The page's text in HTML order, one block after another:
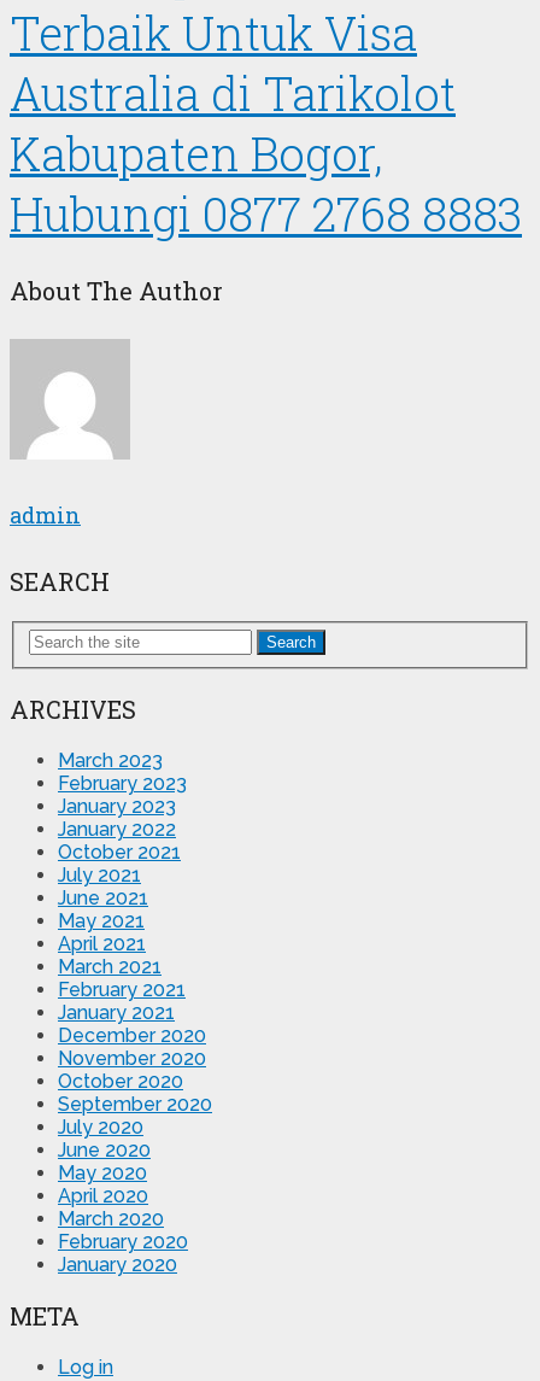
Terbaik Untuk Visa
Australia di Tarikolot
Kabupaten Bogor,
Hubungi 0877 2768 8883
About The Author
admin
SEARCH
Search
ARCHIVES
March 2023
February 2023
January 2023
January 2022
October 2021
July 2021
June 2021
May 2021
April 2021
March 2021
February 2021
January 2021
December 2020
November 2020
October 2020
September 2020
July 2020
June 2020
May 2020
April 2020
March 2020
February 2020
January 2020
META
Log in